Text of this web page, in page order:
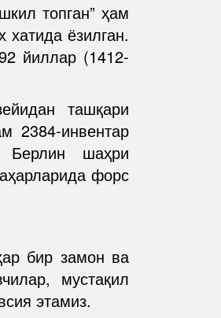
топган” ҳам
ёзилган.
йиллар (1412-
ташқари
2384-инвентар
Берлин шаҳри
форс
бир замон ва
мустақил
этамиз.